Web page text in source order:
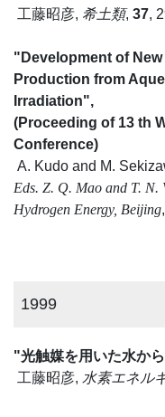
工藤昭彦, 希土類, 37,
"Development of
Production from
Irradiation",
(Proceeding of 13 th
Conference)
A. Kudo and M.
Eds. Z. Q. Mao and T. N.
Hydrogen Energy, Beijing,
1999
"光触媒を用いた水か
工藤昭彦, 水素エネル